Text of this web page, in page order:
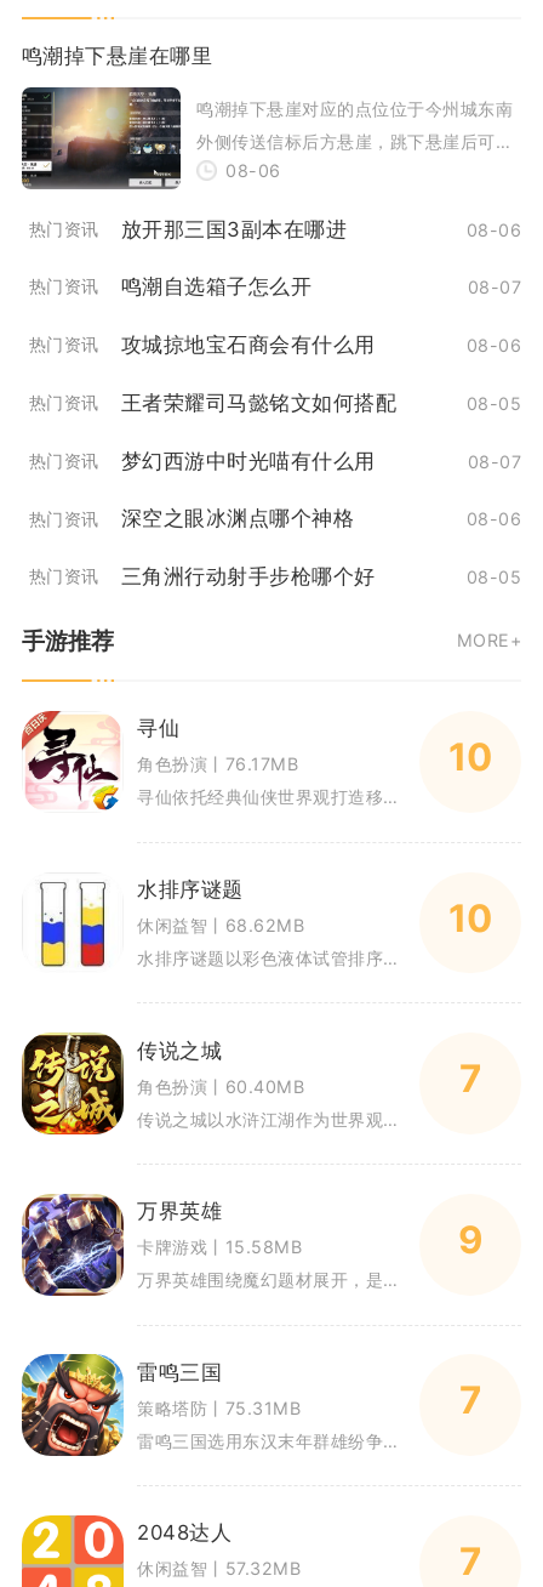
鸣潮掉下悬崖在哪里
鸣潮掉下悬崖对应的点位位于今州城东南
外侧传送信标后方悬崖，跳下悬崖后可以
在崖底找到NPC小钰，开启隐藏任务平静
08-06
热门资讯 放开那三国3副本在哪进 08-06
热门资讯 鸣潮自选箱子怎么开 08-07
热门资讯 攻城掠地宝石商会有什么用 08-06
热门资讯 王者荣耀司马懿铭文如何搭配 08-05
热门资讯 梦幻西游中时光喵有什么用 08-07
热门资讯 深空之眼冰渊点哪个神格 08-06
热门资讯 三角洲行动射手步枪哪个好 08-05
手游推荐 MORE+
寻仙
角色扮演丨76.17MB
寻仙依托经典仙侠世界观打造移动端修仙MMO，还原传统中式神话氛围，玩家从小桑村开启修行之路，游历各地秘境、收服灵兽、修炼
10
水排序谜题
休闲益智丨68.62MB
水排序谜题以彩色液体试管排序作为核心玩法，是当下热门的休闲解谜手游。游戏规则通俗易懂，依靠单指点击即可完成全部操作，没有
10
传说之城
角色扮演丨60.40MB
传说之城以水浒江湖作为世界观背景打造复古MMORPG手游，沿用战法道三大平衡职业，融合主线剧情闯关、多层养成系统与多人行
7
万界英雄
卡牌游戏丨15.58MB
万界英雄围绕魔幻题材展开，是融合自走棋布阵与放置挂机的策略卡牌RPG手游。游戏汇聚六大阵营的大量英雄角色，玩家搭配不同阵
9
雷鸣三国
策略塔防丨75.31MB
雷鸣三国选用东汉末年群雄纷争作为故事背景，属于Q版动作卡牌手游。玩家化身一方诸侯，招募魏蜀吴各路武将，依靠站位搭配与连击
7
2048达人
休闲益智丨57.32MB
7